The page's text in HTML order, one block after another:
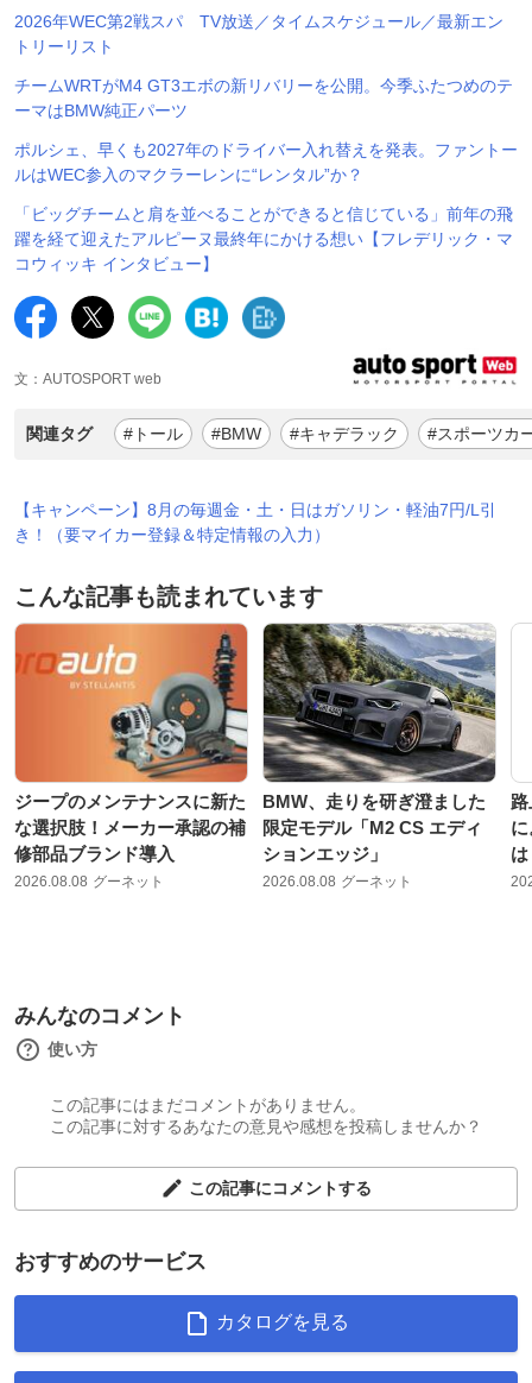
2026年WEC第2戦スパ TV放送／タイムスケジュール／最新エン
トリーリスト
チームWRTがM4 GT3エボの新リバリーを公開。今季ふたつめのテ
ーマはBMW純正パーツ
ポルシェ、早くも2027年のドライバー入れ替えを発表。ファントー
ルはWEC参入のマクラーレンに“レンタル”か？
「ビッグチームと肩を並べることができると信じている」前年の飛
躍を経て迎えたアルピーヌ最終年にかける想い【フレデリック・マ
コウィッキ インタビュー】
文：AUTOSPORT web
関連タグ #トール #BMW #キャデラック #スポーツカ
【キャンペーン】8月の毎週金・土・日はガソリン・軽油7円/L引
き！（要マイカー登録＆特定情報の入力）
こんな記事も読まれています
ジープのメンテナンスに新た
な選択肢！メーカー承認の補
修部品ブランド導入
2026.08.08 グーネット
BMW、走りを研ぎ澄ました
限定モデル「M2 CS エディ
ションエッジ」
2026.08.08 グーネット
みんなのコメント
使い方
この記事にはまだコメントがありません。
この記事に対するあなたの意見や感想を投稿しませんか？
この記事にコメントする
おすすめのサービス
カタログを見る